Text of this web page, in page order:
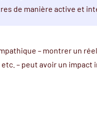
de manière active et
– montrer un
– peut avoir un impact